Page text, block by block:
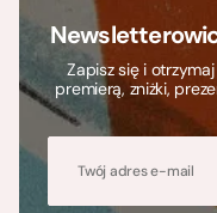
Zapisz się i
premierą, zniżki,